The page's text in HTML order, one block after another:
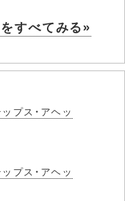
すべてみる»
プス・アヘッ
プス・アヘッ